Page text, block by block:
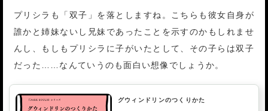
プリシラも「双子」を落としますね。こちらも彼女自身が
誰かと姉妹ないし兄妹であったことを示すのかもしれませ
んし、もしもプリシラに子がいたとして、その子らは双子
だった……なんていうのも面白い想像でしょうか。
グウィンドリンのつくりかた